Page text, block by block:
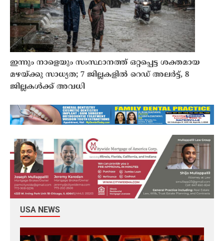
ഇന്നും നാളെയും സംസ്ഥാനത്ത് ഒറ്റപ്പെട്ട ശക്തമായ
മഴയ്ക്കു സാധ്യത; 7 ജില്ലകളിൽ റെഡ് അലർട്ട്, 8
ജില്ലകൾക്ക് അവധി
USA NEWS